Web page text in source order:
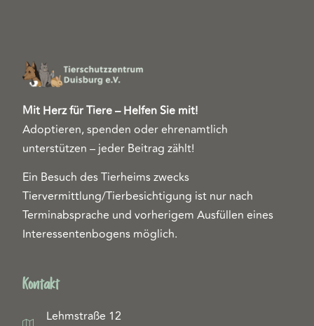
Mit Herz für Tiere – Helfen Sie mit!
Adoptieren, spenden oder ehrenamtlich
unterstützen – jeder Beitrag zählt!
Ein Besuch des Tierheims zwecks
Tiervermittlung/Tierbesichtigung ist nur nach
Terminabsprache und vorherigem Ausfüllen eines
Interessentenbogens möglich.
Kontakt
Lehmstraße 12